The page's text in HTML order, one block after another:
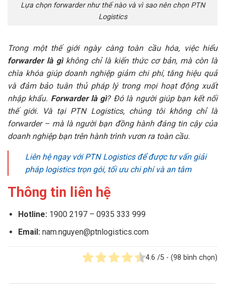
Lựa chọn forwarder như thế nào và vì sao nên chọn PTN
Logistics
Trong một thế giới ngày càng toàn cầu hóa, việc hiểu
forwarder là gì không chỉ là kiến thức cơ bản, mà còn là
chìa khóa giúp doanh nghiệp giảm chi phí, tăng hiệu quả
và đảm bảo tuân thủ pháp lý trong mọi hoạt động xuất
nhập khẩu. Forwarder là gì? Đó là người giúp bạn kết nối
thế giới. Và tại PTN Logistics, chúng tôi không chỉ là
forwarder – mà là người bạn đồng hành đáng tin cậy của
doanh nghiệp bạn trên hành trình vươn ra toàn cầu.
Liên hệ ngay với PTN Logistics để được tư vấn giải
pháp logistics trọn gói, tối ưu chi phí và an tâm
Thông tin liên hệ
Hotline:1900 2197 – 0935 333 999
Email:nam.nguyen@ptnlogistics.com
4.6 /5 - (98 bình chọn)